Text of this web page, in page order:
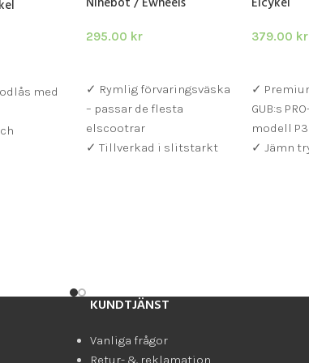
med
295.00 kr
✓ Rymlig förvaringsväska
– passar de flesta
elscootrar
✓ Tillverkad i slitstarkt
379.00 kr
✓
GUB:s
modell
✓ Jämn
KUNDTJÄNST
Vanliga frågor
Retur- & reklamation